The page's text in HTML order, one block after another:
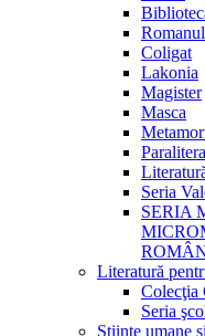
Coligat
Lakonia
Magister
Masca
Seria
SERIA
Literatură
Colecţia
Seria
Ştiinţe umane